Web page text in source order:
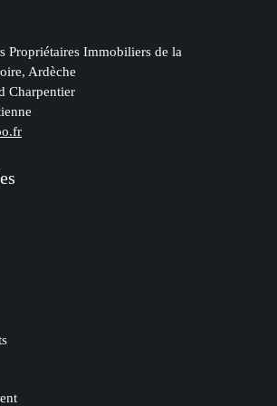
Propriétaires Immobiliers de la
Ardèche
Charpentier